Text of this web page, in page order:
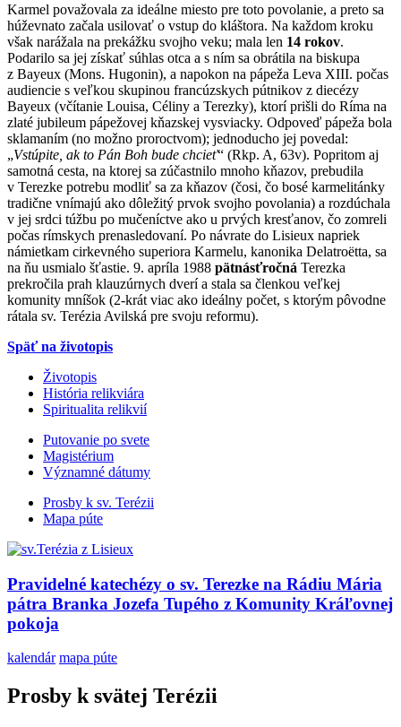
Karmel považovala za ideálne miesto pre toto povolanie, a preto sa
húževnato začala usilovať o vstup do kláštora. Na každom kroku
však narážala na prekážku svojho veku; mala len 14 rokov.
Podarilo sa jej získať súhlas otca a s ním sa obrátila na biskupa
z Bayeux (Mons. Hugonin), a napokon na pápeža Leva XIII. počas
audiencie s veľkou skupinou francúzskych pútnikov z diecézy
Bayeux (včítanie Louisa, Céliny a Terezky), ktorí prišli do Ríma na
zlaté jubileum pápežovej kňazskej vysviacky. Odpoveď pápeža bola
sklamaním (no možno proroctvom); jednoducho jej povedal:
„Vstúpite, ak to Pán Boh bude chcieť“ (Rkp. A, 63v). Popritom aj
samotná cesta, na ktorej sa zúčastnilo mnoho kňazov, prebudila
v Terezke potrebu modliť sa za kňazov (čosi, čo bosé karmelitánky
tradične vnímajú ako dôležitý prvok svojho povolania) a rozdúchala
v jej srdci túžbu po mučeníctve ako u prvých kresťanov, čo zomreli
počas rímskych prenasledovaní. Po návrate do Lisieux napriek
námietkam cirkevného superiora Karmelu, kanonika Delatroëtta, sa
na ňu usmialo šťastie. 9. apríla 1988 pätnásťročná Terezka
prekročila prah klauzúrnych dverí a stala sa členkou veľkej
komunity mníšok (2-krát viac ako ideálny počet, s ktorým pôvodne
rátala sv. Terézia Avilská pre svoju reformu).
Späť na životopis
Životopis
História relikviára
Spiritualita relikvií
Putovanie po svete
Magistérium
Významné dátumy
Prosby k sv. Terézii
Mapa púte
Pravidelné katechézy o sv. Terezke na Rádiu Mária
pátra Branka Jozefa Tupého z Komunity Kráľovnej
pokoja
kalendár mapa púte
Prosby k svätej Terézii